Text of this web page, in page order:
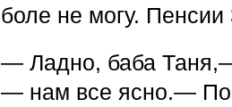
боле не могу.
— Ладно, баба
— нам все ясно.—